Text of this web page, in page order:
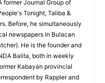
former Journal Group of
Tonight, Taliba &
Before, he simultaneously
newspapers in Bulacan
He is the founder and
Balita, both in weekly
Kabayan provincial
by Rappler and